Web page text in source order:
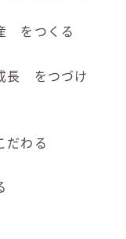
をつくる
長 をつづけ
わる